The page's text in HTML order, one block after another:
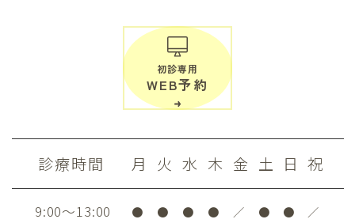
初診専用
WEB予約
診療時間 月 火 水 木 金 土 日 祝
9:00～13:00 ● ● ● ● ／ ● ● ／